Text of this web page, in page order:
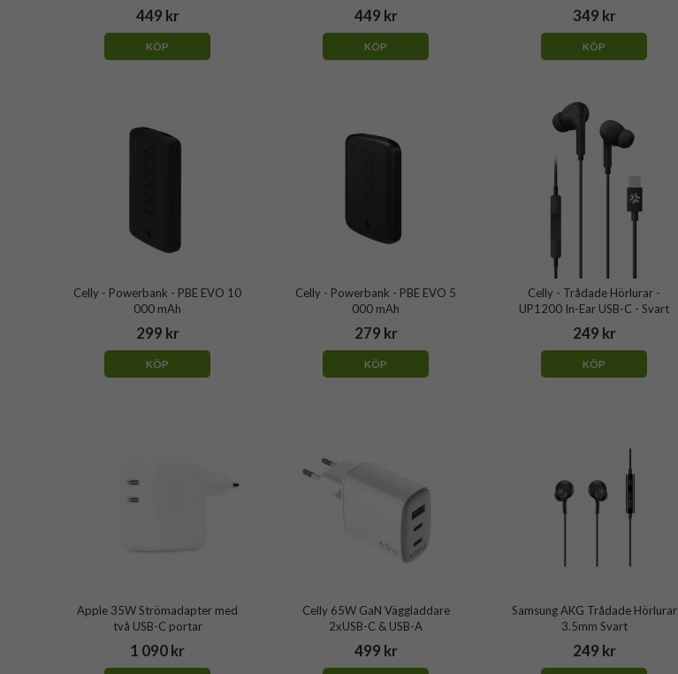
449 kr
KÖP
449 kr
KÖP
349 kr
KÖP
Celly - Powerbank - PBE EVO 10
000 mAh
299 kr
KÖP
Celly - Powerbank - PBE EVO 5
000 mAh
279 kr
KÖP
Celly - Trådade Hörlurar -
UP1200 In-Ear USB-C - Svart
249 kr
KÖP
Apple 35W Strömadapter med
två USB-C portar
1 090 kr
Celly 65W GaN Väggladdare
2xUSB-C & USB-A
499 kr
Samsung AKG Trådade Hörlurar
3.5mm Svart
249 kr